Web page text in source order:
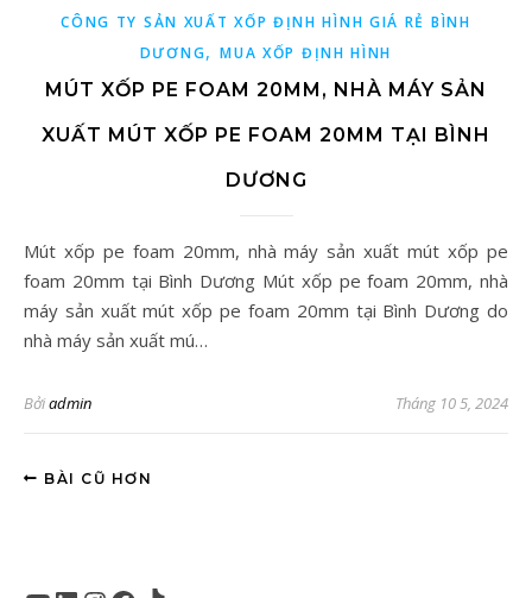
CÔNG TY SẢN XUẤT XỐP ĐỊNH HÌNH GIÁ RẺ BÌNH
DƯƠNG,MUA XỐP ĐỊNH HÌNH
MÚT XỐP PE FOAM 20MM, NHÀ MÁY SẢN
XUẤT MÚT XỐP PE FOAM 20MM TẠI BÌNH
DƯƠNG
Mút xốp pe foam 20mm, nhà máy sản xuất mút xốp pe
foam 20mm tại Bình Dương Mút xốp pe foam 20mm, nhà
máy sản xuất mút xốp pe foam 20mm tại Bình Dương do
nhà máy sản xuất mú…
Bởiadmin Tháng 10 5, 2024
BÀI CŨ HƠN